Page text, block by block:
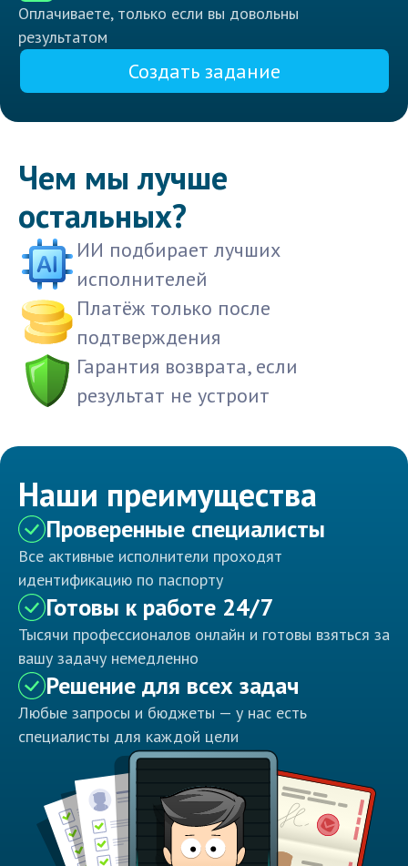
Оплачиваете, только если вы довольны
результатом
Создать задание
Чем мы лучше
остальных?
ИИ подбирает лучших
исполнителей
Платёж только после
подтверждения
Гарантия возврата, если
результат не устроит
Наши преимущества
Проверенные специалисты
Все активные исполнители проходят
идентификацию по паспорту
Готовы к работе 24/7
Тысячи профессионалов онлайн и готовы взяться за
вашу задачу немедленно
Решение для всех задач
Любые запросы и бюджеты — у нас есть
специалисты для каждой цели